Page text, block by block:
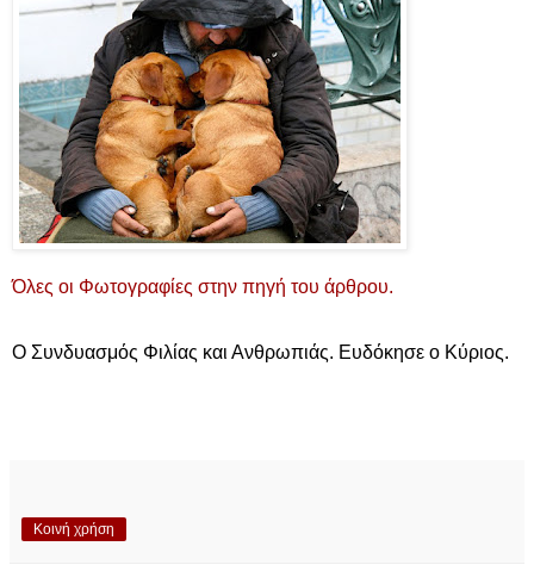
Όλες οι Φωτογραφίες στην πηγή του άρθρου.
Ο Συνδυασμός Φιλίας και Ανθρωπιάς. Ευδόκησε ο Κύριος.
Κοινή χρήση